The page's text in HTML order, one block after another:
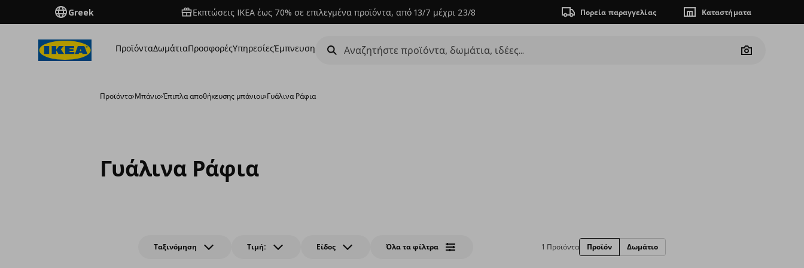
Greek Εκπτώσεις IKEA έως 70% σε επιλεγμένα προϊόντα, από 13/7 μέχρι 23/8 Πορεία παραγγελίας Καταστήματα
ΠροϊόνταΔωμάτιαΠροσφορέςΥπηρεσίεςΈμπνευση
Camera
Προϊόντα›Μπάνιο›Έπιπλα αποθήκευσης μπάνιου›Γυάλινα Ράφια
Γυάλινα Ράφια
Ταξινόμηση Τιμή: Είδος Όλα τα φίλτρα 1 Προϊόντα Προϊόν Δωμάτιο